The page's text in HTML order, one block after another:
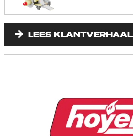
LEES KLANTVERHAAL